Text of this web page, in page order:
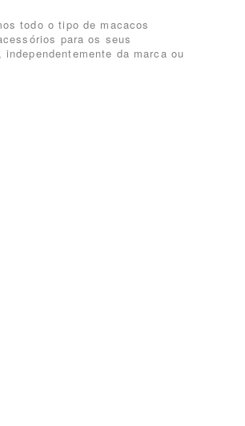
todo o tipo de macacos
para os seus
independentemente da marca ou